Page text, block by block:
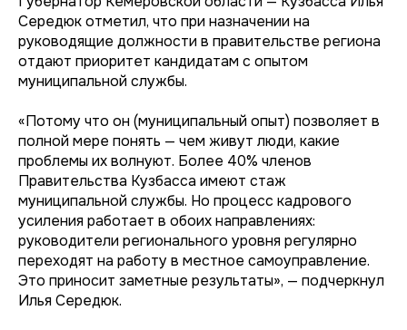
Середюк отметил, что при назначении на
руководящие должности в правительстве региона
отдают приоритет кандидатам с опытом
муниципальной службы.
«Потому что он (муниципальный опыт) позволяет в
полной мере понять — чем живут люди, какие
проблемы их волнуют. Более 40% членов
Правительства Кузбасса имеют стаж
муниципальной службы. Но процесс кадрового
усиления работает в обоих направлениях:
руководители регионального уровня регулярно
переходят на работу в местное самоуправление.
Это приносит заметные результаты», — подчеркнул
Илья Середюк.